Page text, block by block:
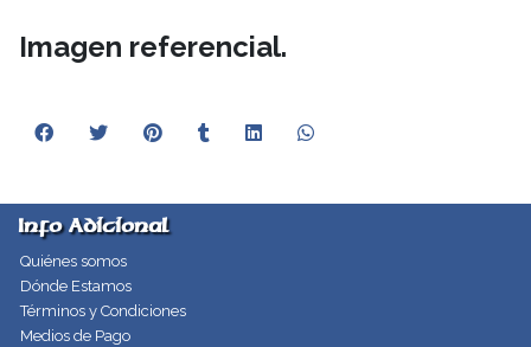
Imagen referencial.
Info Adicional
Quiénes somos
Dónde Estamos
Términos y Condiciones
Medios de Pago